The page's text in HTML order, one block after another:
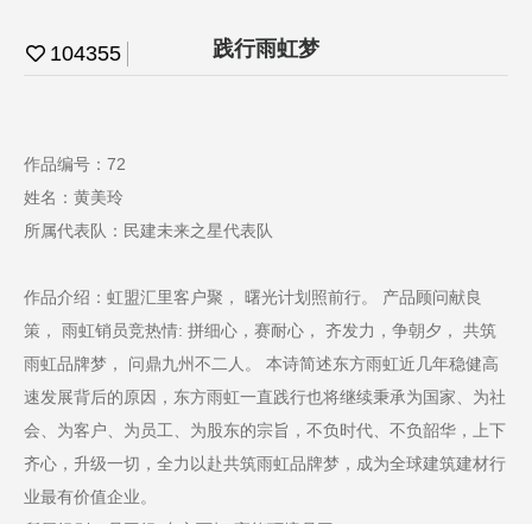
104355 践行雨虹梦
作品编号：72
姓名：黄美玲
所属代表队：民建未来之星代表队
作品介绍：虹盟汇里客户聚， 曙光计划照前行。 产品顾问献良
策， 雨虹销员竞热情: 拼细心，赛耐心， 齐发力，争朝夕， 共筑
雨虹品牌梦， 问鼎九州不二人。 本诗简述东方雨虹近几年稳健高
速发展背后的原因，东方雨虹一直践行也将继续秉承为国家、为社
会、为客户、为员工、为股东的宗旨，不负时代、不负韶华，上下
齐心，升级一切，全力以赴共筑雨虹品牌梦，成为全球建筑建材行
业最有价值企业。